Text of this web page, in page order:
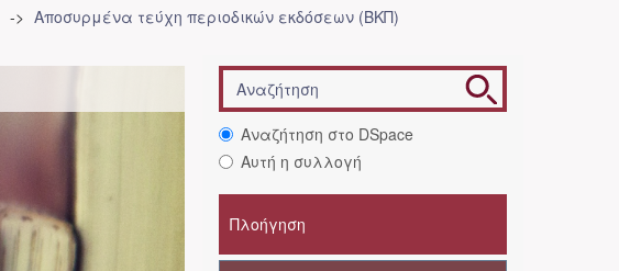
Αποσυρμένα τεύχη περιοδικών εκδόσεων (ΒΚΠ)
Αναζήτηση στο DSpace
Αυτή η συλλογή
Πλοήγηση